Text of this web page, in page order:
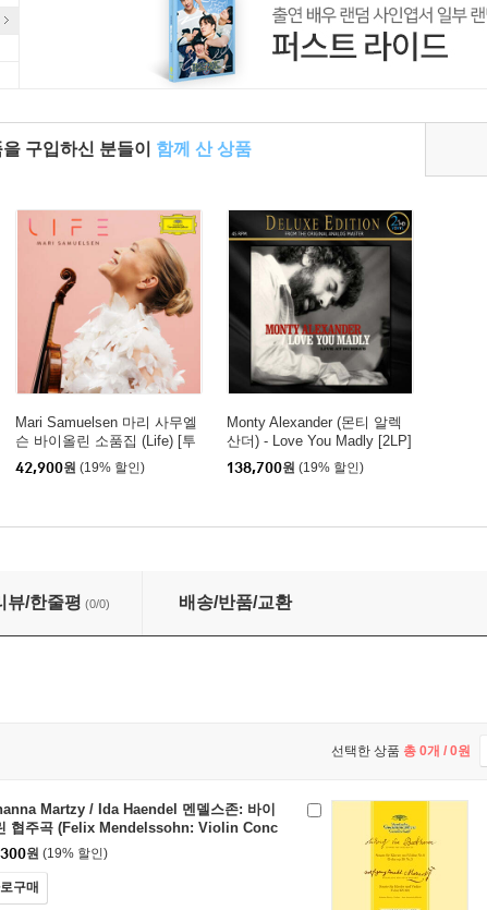
구입하신 분들이 함께 산 상품
Mari Samuelsen 마리 사무엘
슨 바이올린 소품집 (Life) [투
명 컬러 LP]
42,900원 (19% 할인)
Monty Alexander (몬티 알렉
산더) - Love You Madly [2LP]
138,700원 (19% 할인)
스존: 바이올린 협주곡 - 요한나 마르치 [LP]
뷰/한줄평 (0/0) 배송/반품/교환
선택한 상품 총 0개 / 0원
Martzy / Ida Haendel 멘델스존: 바이
협주곡 (Felix Mendelssohn: Violin Conc
in E Minor, Op. 64, MWV O 14) 요한나 마
, 이다 헨델 [LP]
원 (19% 할인)
구매